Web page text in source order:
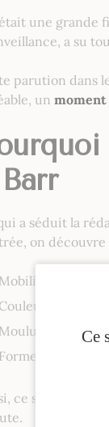
une grande
a su
parution dans
un moment
a séduit la
on
Mobilier italien
Couleurs pastel
Moulures et
Formes
ce salon
Ce